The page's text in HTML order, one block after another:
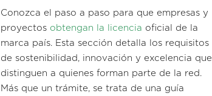
Conozca el paso a paso para que empresas y
proyectos obtengan la licencia oficial de la
marca país. Esta sección detalla los requisitos
de sostenibilidad, innovación y excelencia que
distinguen a quienes forman parte de la red.
Más que un trámite, se trata de una guía